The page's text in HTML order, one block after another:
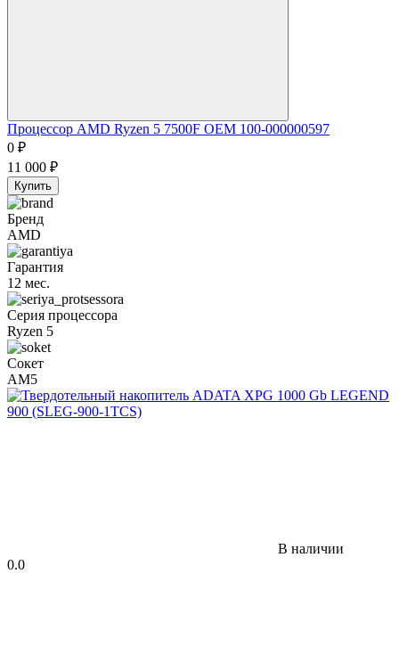
Процессор AMD Ryzen 5 7500F OEM 100-000000597
0 ₽
11 000 ₽
Купить
Бренд
AMD
Гарантия
12 мес.
Серия процессора
Ryzen 5
Сокет
AM5
В наличии
0.0